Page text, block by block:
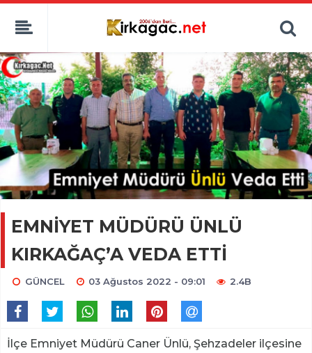
EMNİYET MÜDÜRÜ ÜNLÜ
KIRKAĞAÇ’A VEDA ETTİ
GÜNCEL 03 Ağustos 2022 - 09:01 2.4B
İlçe Emniyet Müdürü Caner Ünlü, Şehzadeler ilçesine